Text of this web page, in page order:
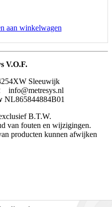
aan winkelwagen
V.O.F.
Sleeuwijk
info@metresys.nl
NL865844884B01
B.T.W.
van fouten en wijzigingen.
producten kunnen afwijken